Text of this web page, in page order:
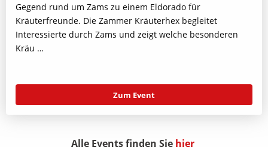
Gegend rund um Zams zu einem Eldorado für
Kräuterfreunde. Die Zammer Kräuterhex begleitet
Interessierte durch Zams und zeigt welche besonderen
Kräu …
Zum Event
Alle Events finden Sie hier